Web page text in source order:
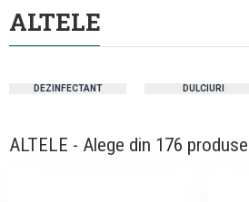
ALTELE
DEZINFECTANT DULCIURI
ALTELE - Alege din 176 produse